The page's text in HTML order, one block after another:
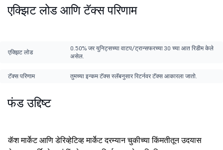
एक्झिट लोड आणि टॅक्स परिणाम
एक्झिट लोड
0.50% जर युनिट्सच्या वाटप/ट्रान्सफरच्या 30 च्या आत रिडीम केले
असेल.
टॅक्स परिणाम तुमच्या इन्कम टॅक्स स्लॅबनुसार रिटर्नवर टॅक्स आकारला जातो.
फंड उद्दिष्ट
कॅश मार्केट आणि डेरिव्हेटिव्ह मार्केट दरम्यान चुकीच्या किंमतीतून उदयास